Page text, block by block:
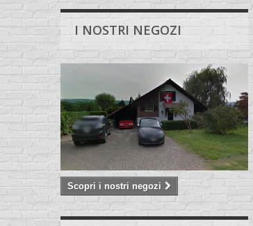
I NOSTRI NEGOZI
Scopri i nostri negozi